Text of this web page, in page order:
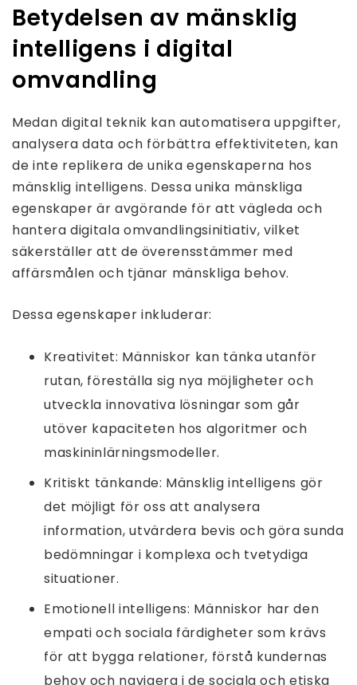
Betydelsen av mänsklig
intelligens i digital
omvandling
Medan digital teknik kan automatisera uppgifter,
analysera data och förbättra effektiviteten, kan
de inte replikera de unika egenskaperna hos
mänsklig intelligens. Dessa unika mänskliga
egenskaper är avgörande för att vägleda och
hantera digitala omvandlingsinitiativ, vilket
säkerställer att de överensstämmer med
affärsmålen och tjänar mänskliga behov.
Dessa egenskaper inkluderar:
Kreativitet: Människor kan tänka utanför
rutan, föreställa sig nya möjligheter och
utveckla innovativa lösningar som går
utöver kapaciteten hos algoritmer och
maskininlärningsmodeller.
Kritiskt tänkande: Mänsklig intelligens gör
det möjligt för oss att analysera
information, utvärdera bevis och göra sunda
bedömningar i komplexa och tvetydiga
situationer.
Emotionell intelligens: Människor har den
empati och sociala färdigheter som krävs
för att bygga relationer, förstå kundernas
behov och navigera i de sociala och etiska